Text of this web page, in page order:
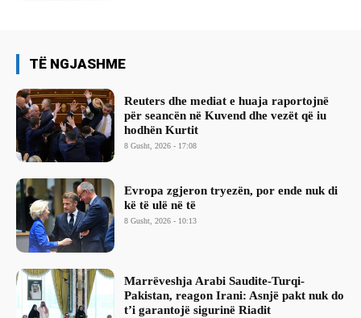
TË NGJASHME
Reuters dhe mediat e huaja raportojnë
për seancën në Kuvend dhe vezët që iu
hodhën Kurtit
8 Gusht, 2026 - 17:08
Evropa zgjeron tryezën, por ende nuk di
kë të ulë në të
8 Gusht, 2026 - 10:13
Marrëveshja Arabi Saudite-Turqi-
Pakistan, reagon Irani: Asnjë pakt nuk do
t’i garantojë sigurinë Riadit